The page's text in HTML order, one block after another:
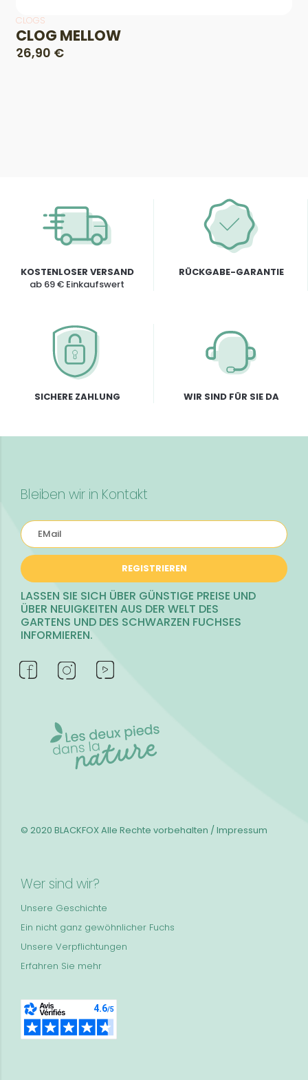
CLOGS
CLOG MELLOW
26,90 €
KOSTENLOSER VERSAND
ab 69 € Einkaufswert
RÜCKGABE-GARANTIE
SICHERE ZAHLUNG WIR SIND FÜR SIE DA
Bleiben wir in Kontakt
REGISTRIEREN
LASSEN SIE SICH ÜBER GÜNSTIGE PREISE UND
ÜBER NEUIGKEITEN AUS DER WELT DES
GARTENS UND DES SCHWARZEN FUCHSES
INFORMIEREN.
Wer sind wir?
Unsere Geschichte
Ein nicht ganz gewöhnlicher Fuchs
Unsere Verpflichtungen
Erfahren Sie mehr
© 2020 BLACKFOXAlle Rechte vorbehalten / Impressum